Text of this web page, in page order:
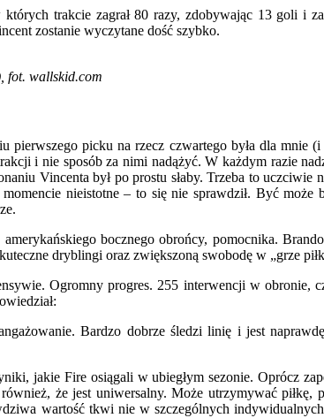
trakcie zagrał 80 razy, zdobywając 13 goli i
zostanie wyczytane dość szybko.
fot. wallskid.com
picku na rzecz czwartego była dla mnie
i nie sposób za nimi nadążyć. W każdym razie
Vincenta był po prostu słaby. Trzeba to
nieistotne – to się nie sprawdził. Być może
bocznego obrońcy, pomocnika.
dryblingi oraz zwiększoną swobodę w „grze
Ogromny progres. 255 interwencji w obronie,
Bardzo dobrze śledzi linię i jest
jakie Fire osiągali w ubiegłym sezonie. Oprócz
że jest uniwersalny. Może utrzymywać
wartość tkwi nie w szczególnych